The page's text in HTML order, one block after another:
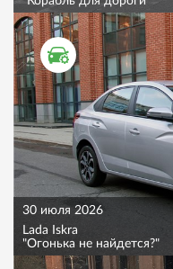
ТЕСТ ДРАЙВ
30 июля 2026
Lada Iskra
"Огонька не найдется?"